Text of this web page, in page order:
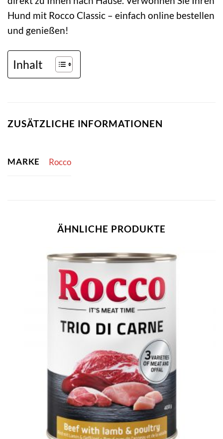
Hund mit Rocco Classic – einfach online bestellen
und genießen!
Inhalt
ZUSÄTZLICHE INFORMATIONEN
MARKE Rocco
ÄHNLICHE PRODUKTE